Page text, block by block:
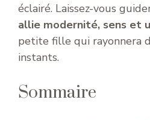
éclairé. Laissez-vous
allie modernité, sens et
petite fille qui rayonnera
instants.
Sommaire